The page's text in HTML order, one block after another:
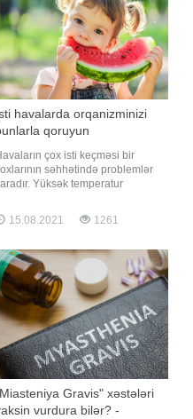
havalarda orqanizminizi
qoruyun
çox isti keçməsi bir
səhhətində problemlər
Yüksək temperatur
Xroniki xəstəliyi olanlar,
və yaşlılar isti havada
sinir xəstəliklərinin artmasına
çıxarır. İsti havada bədən
15.08.2021 1261
Gravis" xəstələri
vurdura bilər? -